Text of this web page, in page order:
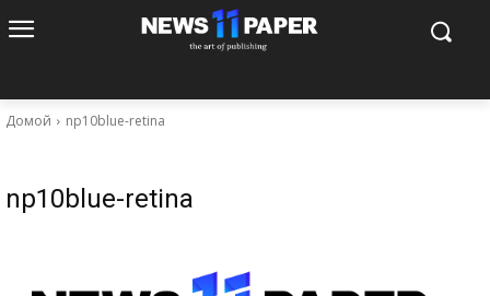
Домой np10blue-retina
np10blue-retina